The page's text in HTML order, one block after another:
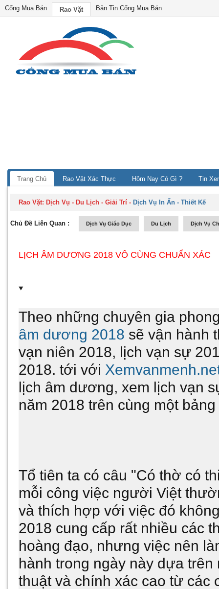
Cổng Mua Bán Rao Vặt Bản Tin Cổng Mua Bán
Trang Chủ Rao Vặt Xác Thực Hôm Nay Có Gì ? Tin
Rao Vặt: Dịch Vụ - Du Lịch - Giải Trí - Dịch Vụ In Ấn - Thiết Kế
Chủ Đề Liên Quan : Dịch Vụ Giáo Dục Du Lịch Dịch Vụ
LỊCH ÂM DƯƠNG 2018 VÔ CÙNG CHUẨN XÁC
Theo những chuyên gia
âm dương 2018 sẽ vận hành
vạn niên 2018, lịch vạn sự
2018. tới với
lịch âm dương, xem lịch vạn
năm 2018 trên cùng một
Tổ tiên ta có câu "Có thờ có
mỗi công việc người Việt
và thích hợp với việc đó
2018 cung cấp rất nhiều các
hoàng đạo, nhưng việc nên
hành trong ngày này dựa
thuật và chính xác cao từ các